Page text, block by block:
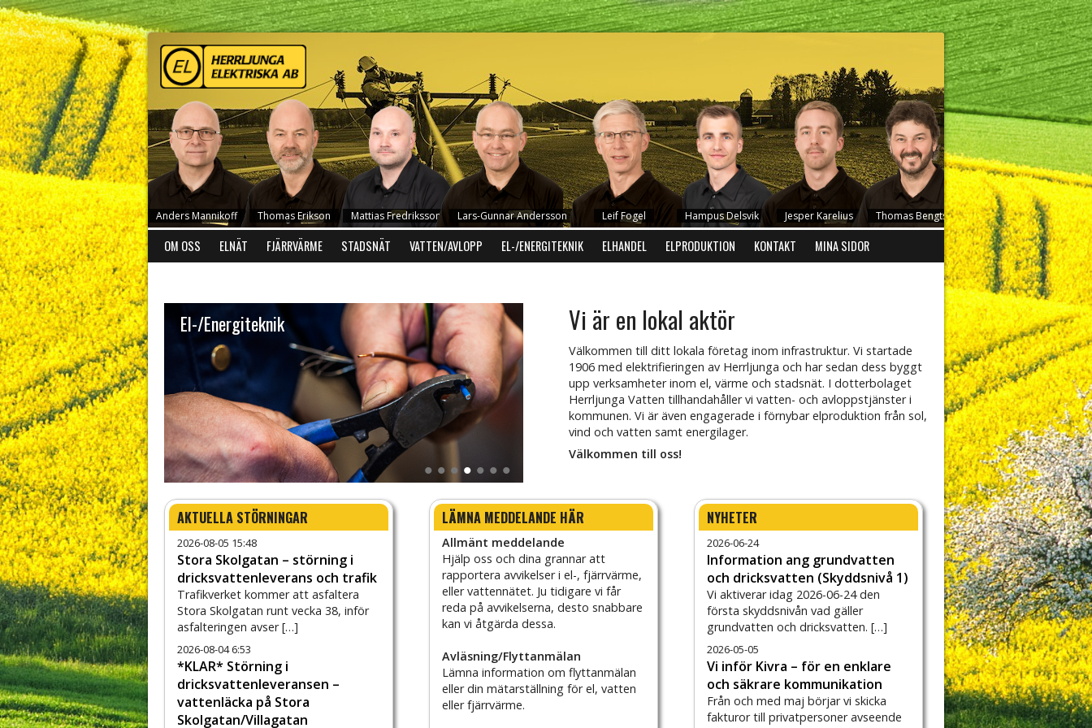
Pernilla Anders Mannikoff Thomas Erikson Mattias Fredriksson Lars-Gunnar Andersson Leif Fogel Hampus Delsvik Jesper Karelius Thomas Bengtsson Stefan Johansson
Daniel Andersson Niklas Arvidsson Arvid Nordh Mikael Carlsson Robert Holmen Hans-Erik Persson Anders Philipsson Peder Redig Frida Carlsson Emil Jonsson
Carl-Oscar Hermansson Pernilla
OM OSS ELNÄT FJÄRRVÄRME STADSNÄT VATTEN/AVLOPP EL-/ENERGITEKNIK ELHANDEL ELPRODUKTION KONTAKT MINA SIDOR
• • • • • • •
El-/Energiteknik Vi är en lokal aktör
Välkommen till ditt lokala företag inom infrastruktur. Vi startade
1906 med elektrifieringen av Herrljunga och har sedan dess byggt
upp verksamheter inom el, värme och stadsnät. I dotterbolaget
Herrljunga Vatten tillhandahåller vi vatten- och avloppstjänster i
kommunen. Vi är även engagerade i förnybar elproduktion från sol,
vind och vatten samt energilager.
Välkommen till oss!
AKTUELLA STÖRNINGAR
2026-08-05 15:48
Stora Skolgatan – störning i
dricksvattenleverans och trafik
Trafikverket kommer att asfaltera
Stora Skolgatan runt vecka 38, inför
asfalteringen avser […]
2026-08-04 6:53
*KLAR* Störning i
dricksvattenleveransen –
vattenläcka på Stora
Skolgatan/Villagatan
LÄMNA MEDDELANDE HÄR
Allmänt meddelande
Hjälp oss och dina grannar att
rapportera avvikelser i el-, fjärrvärme,
eller vattennätet. Ju tidigare vi får
reda på avvikelserna, desto snabbare
kan vi åtgärda dessa.
Avläsning/Flyttanmälan
Lämna information om flyttanmälan
eller din mätarställning för el, vatten
eller fjärrvärme.
NYHETER
2026-06-24
Information ang grundvatten
och dricksvatten (Skyddsnivå 1)
Vi aktiverar idag 2026-06-24 den
första skyddsnivån vad gäller
grundvatten och dricksvatten. […]
2026-05-05
Vi inför Kivra – för en enklare
och säkrare kommunikation
Från och med maj börjar vi skicka
fakturor till privatpersoner avseende